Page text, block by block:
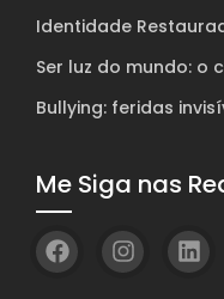
Identidade
Ser luz do mundo: o
Bullying: feridas
Me Siga nas